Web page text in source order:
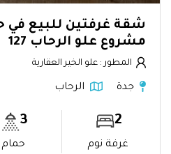
شقة غرفتين للبيع في
مشروع علو الرحاب 127
المطور : علو الخير العقارية
جدة الرحاب
2
غرفة نوم
3
حمام